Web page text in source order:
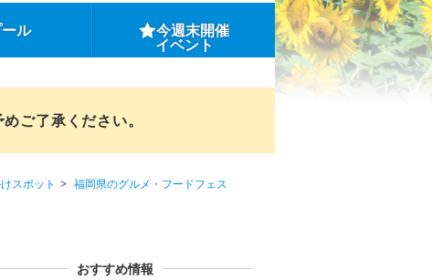
ル 今週末開催
イベント
ご了承ください。
スポット
福岡県のグルメ・フードフェス
おすすめ情報